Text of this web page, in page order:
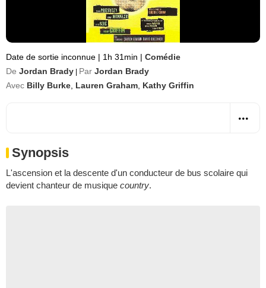
Date de sortie inconnue | 1h 31min | Comédie
De Jordan Brady Par Jordan Brady
Avec Billy Burke Lauren Graham Kathy Griffin
Synopsis
L'ascension et la descente d'un conducteur de bus scolaire qui
devient chanteur de musique country.